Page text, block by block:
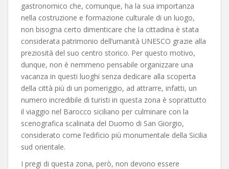
gastronomico che, comunque, ha la sua importanza
nella costruzione e formazione culturale di un luogo,
non bisogna certo dimenticare che la cittadina è stata
considerata patrimonio dell’umanità UNESCO grazie alla
preziosità del suo centro storico. Per questo motivo,
dunque, non è nemmeno pensabile organizzare una
vacanza in questi luoghi senza dedicare alla scoperta
della città più di un pomeriggio, ad attrarre, infatti, un
numero incredibile di turisti in questa zona è soprattutto
il viaggio nel Barocco siciliano per culminare con la
scenografica scalinata del Duomo di San Giorgio,
considerato come l’edificio più monumentale della Sicilia
sud orientale.
I pregi di questa zona, però, non devono essere